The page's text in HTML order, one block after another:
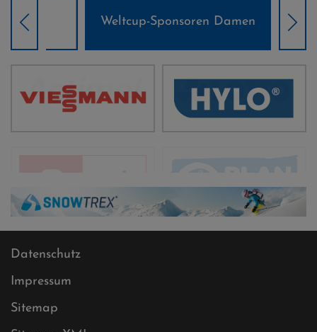
Weltcup-Sponsoren Damen